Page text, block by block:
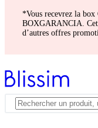
*Vous recevrez la box
BOXGARANCIA.
d’autres offres